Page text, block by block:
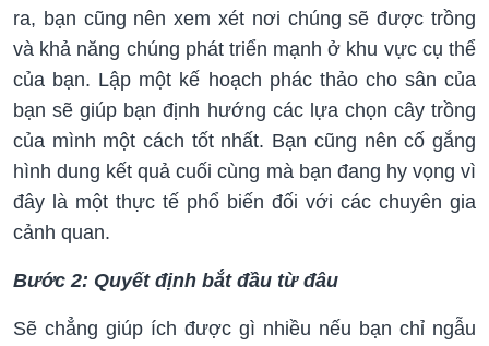
ra, bạn cũng nên xem xét nơi chúng sẽ được trồng
và khả năng chúng phát triển mạnh ở khu vực cụ thể
của bạn. Lập một kế hoạch phác thảo cho sân của
bạn sẽ giúp bạn định hướng các lựa chọn cây trồng
của mình một cách tốt nhất. Bạn cũng nên cố gắng
hình dung kết quả cuối cùng mà bạn đang hy vọng vì
đây là một thực tế phổ biến đối với các chuyên gia
cảnh quan.
Bước 2: Quyết định bắt đầu từ đâu
Sẽ chẳng giúp ích được gì nhiều nếu bạn chỉ ngẫu